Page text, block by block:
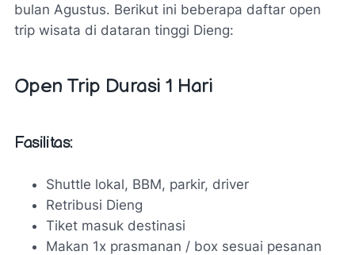
bulan Agustus. Berikut ini beberapa daftar open
trip wisata di dataran tinggi Dieng:
Open Trip Durasi 1 Hari
Fasilitas:
Shuttle lokal, BBM, parkir, driver
Retribusi Dieng
Tiket masuk destinasi
Makan 1x prasmanan / box sesuai pesanan